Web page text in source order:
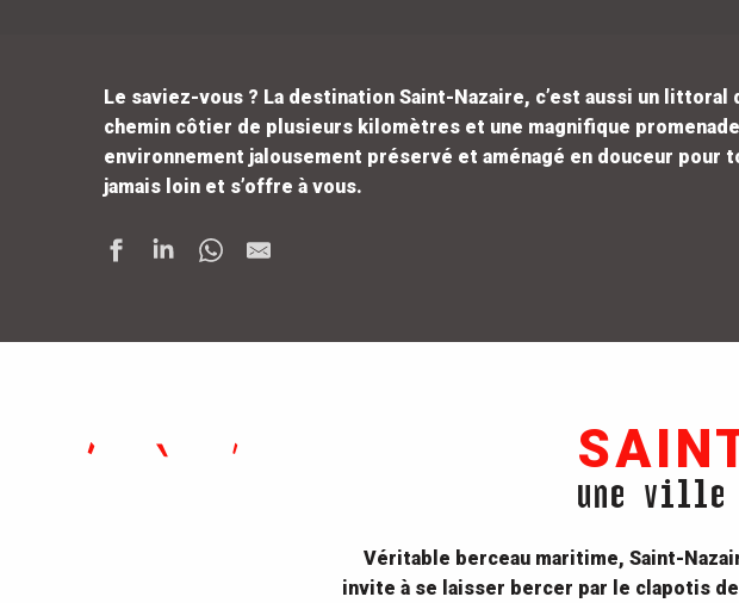
Le saviez-vous ? La destination Saint-Nazaire, c’est aussi un
chemin côtier de plusieurs kilomètres et une magnifique
environnement jalousement préservé et aménagé en douceur pour
jamais loin et s’offre à vous.
une ville
Véritable berceau maritime, Saint-
invite à se laisser bercer par le clapotis